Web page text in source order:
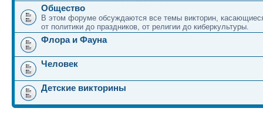
Общество
В этом форуме обсуждаются все темы викторин,
от политики до праздников, от религии до киберкультуры.
Флора и Фауна
Человек
Детские викторины